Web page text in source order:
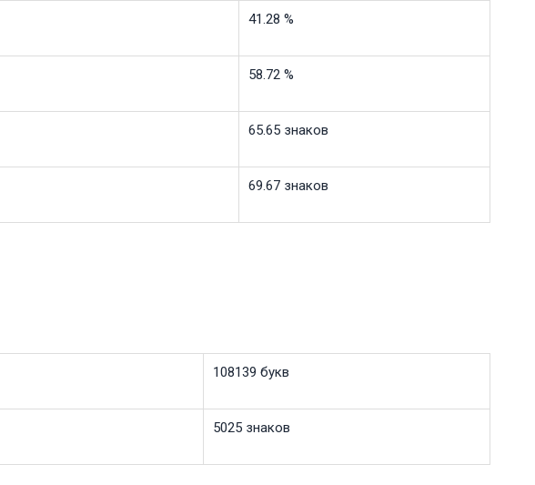
41.28 %
58.72 %
65.65 знаков
69.67 знаков
108139 букв
5025 знаков